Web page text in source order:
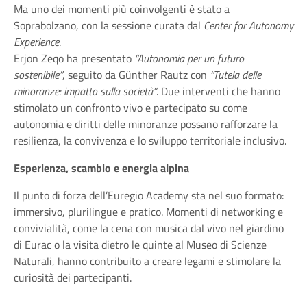
Ma uno dei momenti più coinvolgenti è stato a
Soprabolzano, con la sessione curata dal Center for Autonomy
Experience.
Erjon Zeqo ha presentato “Autonomia per un futuro
sostenibile”, seguito da Günther Rautz con “Tutela delle
minoranze: impatto sulla società”. Due interventi che hanno
stimolato un confronto vivo e partecipato su come
autonomia e diritti delle minoranze possano rafforzare la
resilienza, la convivenza e lo sviluppo territoriale inclusivo.
Esperienza, scambio e energia alpina
Il punto di forza dell’Euregio Academy sta nel suo formato:
immersivo, plurilingue e pratico. Momenti di networking e
convivialità, come la cena con musica dal vivo nel giardino
di Eurac o la visita dietro le quinte al Museo di Scienze
Naturali, hanno contribuito a creare legami e stimolare la
curiosità dei partecipanti.